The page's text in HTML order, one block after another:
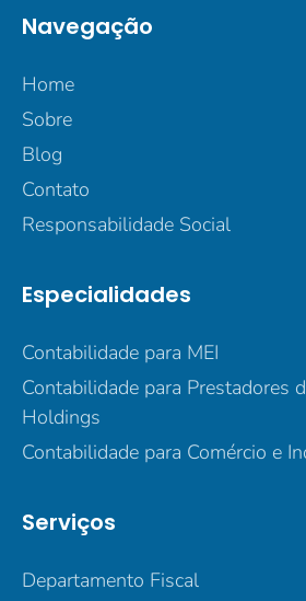
Navegação
Home
Sobre
Blog
Contato
Responsabilidade Social
Especialidades
Contabilidade para MEI
Contabilidade para Prestadores
Holdings
Contabilidade para Comércio e
Serviços
Departamento Fiscal